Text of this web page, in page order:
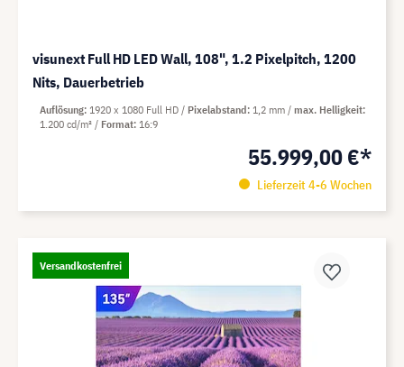
visunext Full HD LED Wall, 108", 1.2 Pixelpitch, 1200
Nits, Dauerbetrieb
55.999,00 €*
Lieferzeit 4-6 Wochen
Auflösung 1920 x 1080 Full HD Pixelabstand 1,2 mm
max. Helligkeit
1.200 cd/m²
Format 16:9
Versandkostenfrei